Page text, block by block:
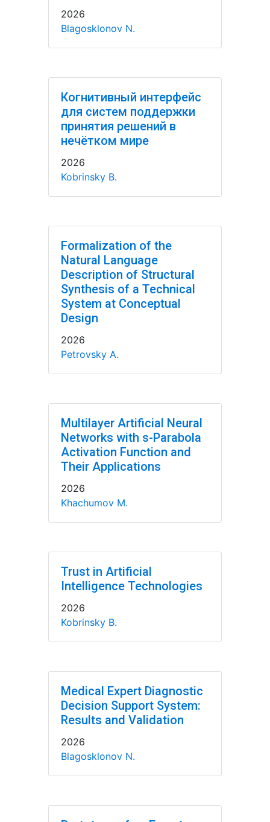
2026
Blagosklonov N.
Когнитивный интерфейс
для систем поддержки
принятия решений в
нечётком мире
2026
Kobrinsky B.
Formalization of the
Natural Language
Description of Structural
Synthesis of a Technical
System at Conceptual
Design
2026
Petrovsky A.
Multilayer Artificial Neural
Networks with s-Parabola
Activation Function and
Their Applications
2026
Khachumov M.
Trust in Artificial
Intelligence Technologies
2026
Kobrinsky B.
Medical Expert Diagnostic
Decision Support System:
Results and Validation
2026
Blagosklonov N.